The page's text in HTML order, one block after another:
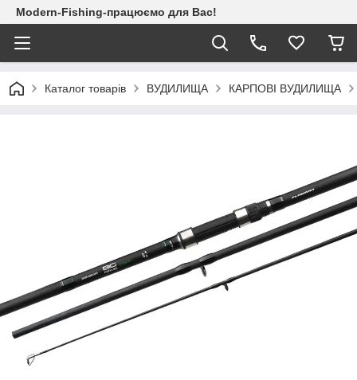
Modern-Fishing-працюємо для Вас!
Каталог товарів ВУДИЛИЩА КАРПОВІ ВУДИЛИЩА